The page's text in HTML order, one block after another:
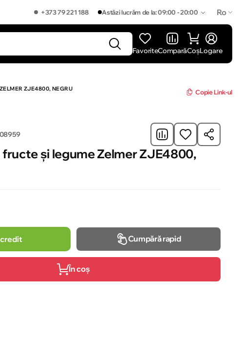
+373 79 221 188 Astăzi lucrăm de la: 09:00 - 20:00 Ro
FavoriteComparăCoșLogare
ZJE4800, NEGRU Copie Link-ul
și legume Zelmer ZJE4800,
Cumpără rapid
În coș